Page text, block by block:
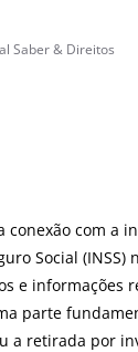
Saber & Direitos
conexão com a
Social
e informações
parte
a retirada por